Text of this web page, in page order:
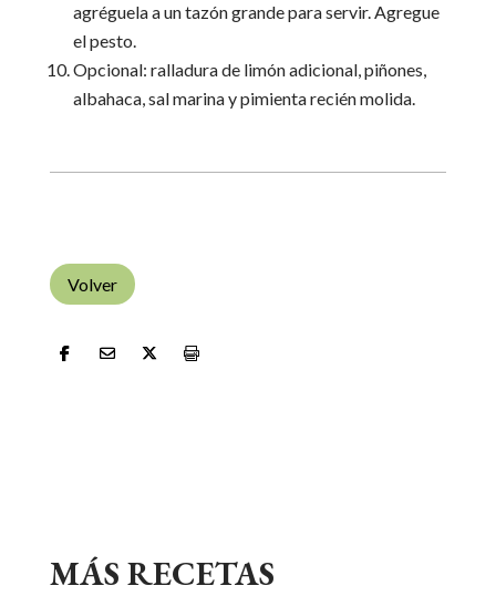
agréguela a un tazón grande para servir. Agregue
el pesto.
Opcional: ralladura de limón adicional, piñones,
albahaca, sal marina y pimienta recién molida.
Volver
MÁS RECETAS